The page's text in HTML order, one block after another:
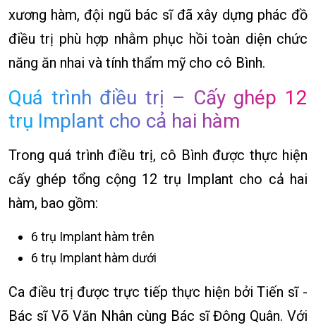
xương hàm, đội ngũ bác sĩ đã xây dựng phác đồ
điều trị phù hợp nhằm phục hồi toàn diện chức
năng ăn nhai và tính thẩm mỹ cho cô Bình.
Quá trình điều trị – Cấy ghép 12
trụ Implant cho cả hai hàm
Trong quá trình điều trị, cô Bình được thực hiện
cấy ghép tổng cộng 12 trụ Implant cho cả hai
hàm, bao gồm:
6 trụ Implant hàm trên
6 trụ Implant hàm dưới
Ca điều trị được trực tiếp thực hiện bởi Tiến sĩ -
Bác sĩ Võ Văn Nhân cùng Bác sĩ Đông Quân. Với